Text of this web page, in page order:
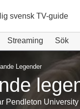
svensk TV-guide
Streaming Sök
Legender
Pendleton